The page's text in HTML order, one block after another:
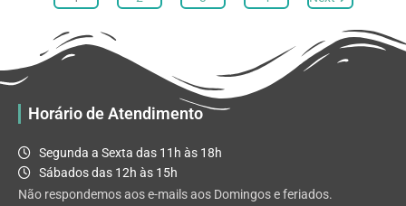
ser
escolhidas
Horário de Atendimento
Segunda a Sexta das 11h às 18h
Sábados das 12h às 15h
Não respondemos aos e-mails aos Domingos e feriados.